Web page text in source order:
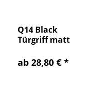
Q14 Black
Türgriff matt
ab 28,80 € *